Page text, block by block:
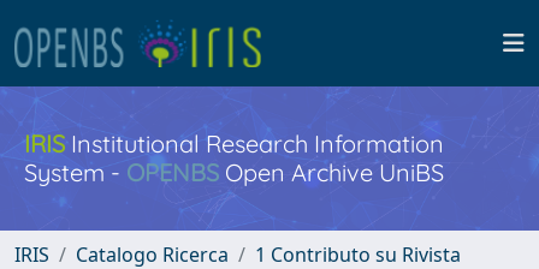
IRISInstitutional Research Information
System - OPENBS Open Archive UniBS
IRIS Catalogo Ricerca
1 Contributo su Rivista